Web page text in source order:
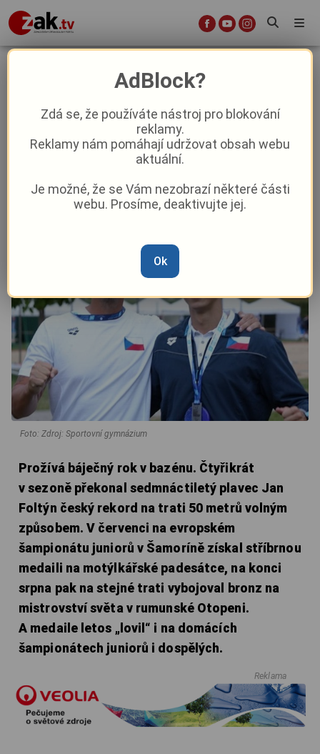
Stříbro z ME, bronz z mistrovství
světa. Obou medailí si vážím
stejně, říká plavec Jan Foltýn
Sport
Marie Osvaldová –2. 9. 2025|15:43
Foto: Zdroj: Sportovní gymnázium
Prožívá báječný rok v bazénu. Čtyřikrát
v sezoně překonal sedmnáctiletý plavec Jan
Foltýn český rekord na trati 50 metrů volným
způsobem. V červenci na evropském
šampionátu juniorů v Šamoríně získal stříbrnou
medaili na motýlkářské padesátce, na konci
srpna pak na stejné trati vybojoval bronz na
mistrovství světa v rumunské Otopeni.
A medaile letos „lovil“ i na domácích
šampionátech juniorů i dospělých.
Reklama
AdBlock?
Zdá se, že používáte nástroj pro blokování
reklamy.
Reklamy nám pomáhají udržovat obsah webu
aktuální.
Je možné, že se Vám nezobrazí některé části
webu. Prosíme, deaktivujte jej.
Ok